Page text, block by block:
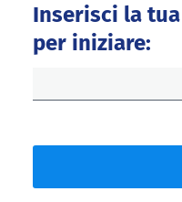
Inserisci la
per iniziare: